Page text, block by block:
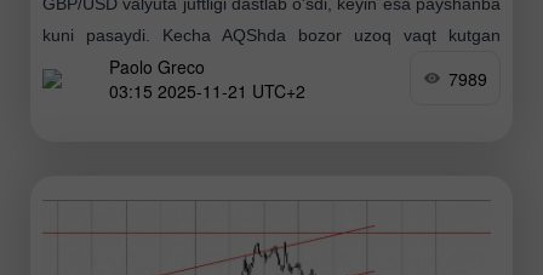
kuni pasaydi. Kecha AQShda bozor uzoq vaqt kutgan
hisobotlar e'lon qilindi, garchi biz avvalgi maqolalarda bu
ma'lumotlar Federal rezerv yoki bozor uchun
Paolo Greco
03:15 2025-11-21 UTC+2
7989